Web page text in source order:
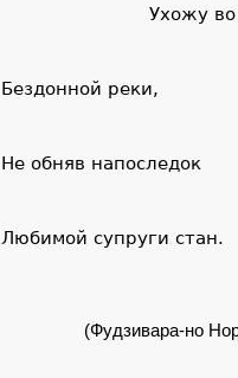
Ухожу во
Бездонной реки,
Не обняв напоследок
Любимой супруги стан.
(Фудзивара-но